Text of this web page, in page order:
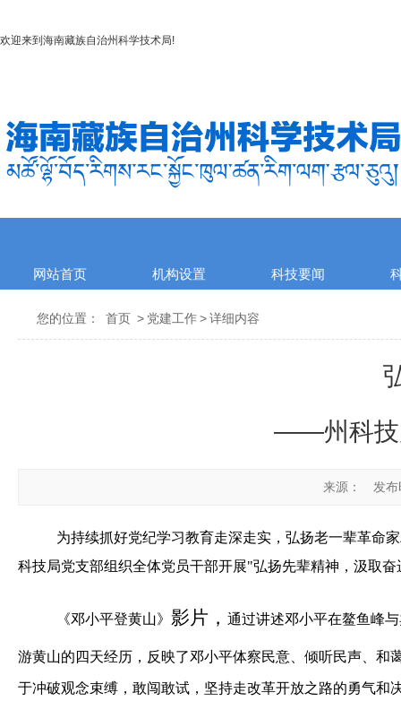
欢迎来到 海南藏族自治州科学技术局!
网站首页 机构设置 科技要闻
您的位置： 首页 > 党建工作>详细内容
——州科技
来源： 发
为持续抓好党纪学习教育走深走实，弘扬老一辈革命
科技局党支部组织全体党员干部开展"弘扬先辈精神，汲取奋
《邓小平登黄山》 影片， 通过讲述邓小平在鳌鱼峰
游黄山的四天经历，反映了邓小平体察民意、倾听民声、
于冲破观念束缚，敢闯敢试，坚持走改革开放之路的勇气